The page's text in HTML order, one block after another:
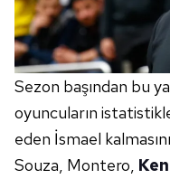
Sezon başından bu
oyuncuların
eden İsmael
Souza, Montero,